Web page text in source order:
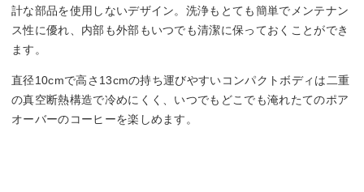
計な部品を使用しないデザイン。洗浄もとても簡単でメンテナン
ス性に優れ、内部も外部もいつでも清潔に保っておくことができ
ます。
直径10cmで高さ13cmの持ち運びやすいコンパクトボディは二重
の真空断熱構造で冷めにくく、いつでもどこでも淹れたてのポア
オーバーのコーヒーを楽しめます。